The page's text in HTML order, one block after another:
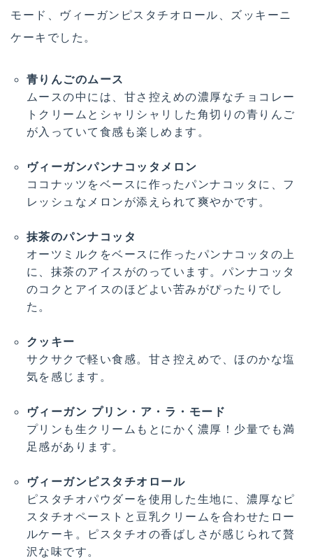
モード、ヴィーガンピスタチオロール、ズッキーニ
ケーキでした。
青りんごのムース
ムースの中には、甘さ控えめの濃厚なチョコレー
トクリームとシャリシャリした角切りの青りんご
が入っていて食感も楽しめます。
ヴィーガンパンナコッタメロン
ココナッツをベースに作ったパンナコッタに、フ
レッシュなメロンが添えられて爽やかです。
抹茶のパンナコッタ
オーツミルクをベースに作ったパンナコッタの上
に、抹茶のアイスがのっています。パンナコッタ
のコクとアイスのほどよい苦みがぴったりでし
た。
クッキー
サクサクで軽い食感。甘さ控えめで、ほのかな塩
気を感じます。
ヴィーガン プリン・ア・ラ・モード
プリンも生クリームもとにかく濃厚！少量でも満
足感があります。
ヴィーガンピスタチオロール
ピスタチオパウダーを使用した生地に、濃厚なピ
スタチオペーストと豆乳クリームを合わせたロー
ルケーキ。ピスタチオの香ばしさが感じられて贅
沢な味です。